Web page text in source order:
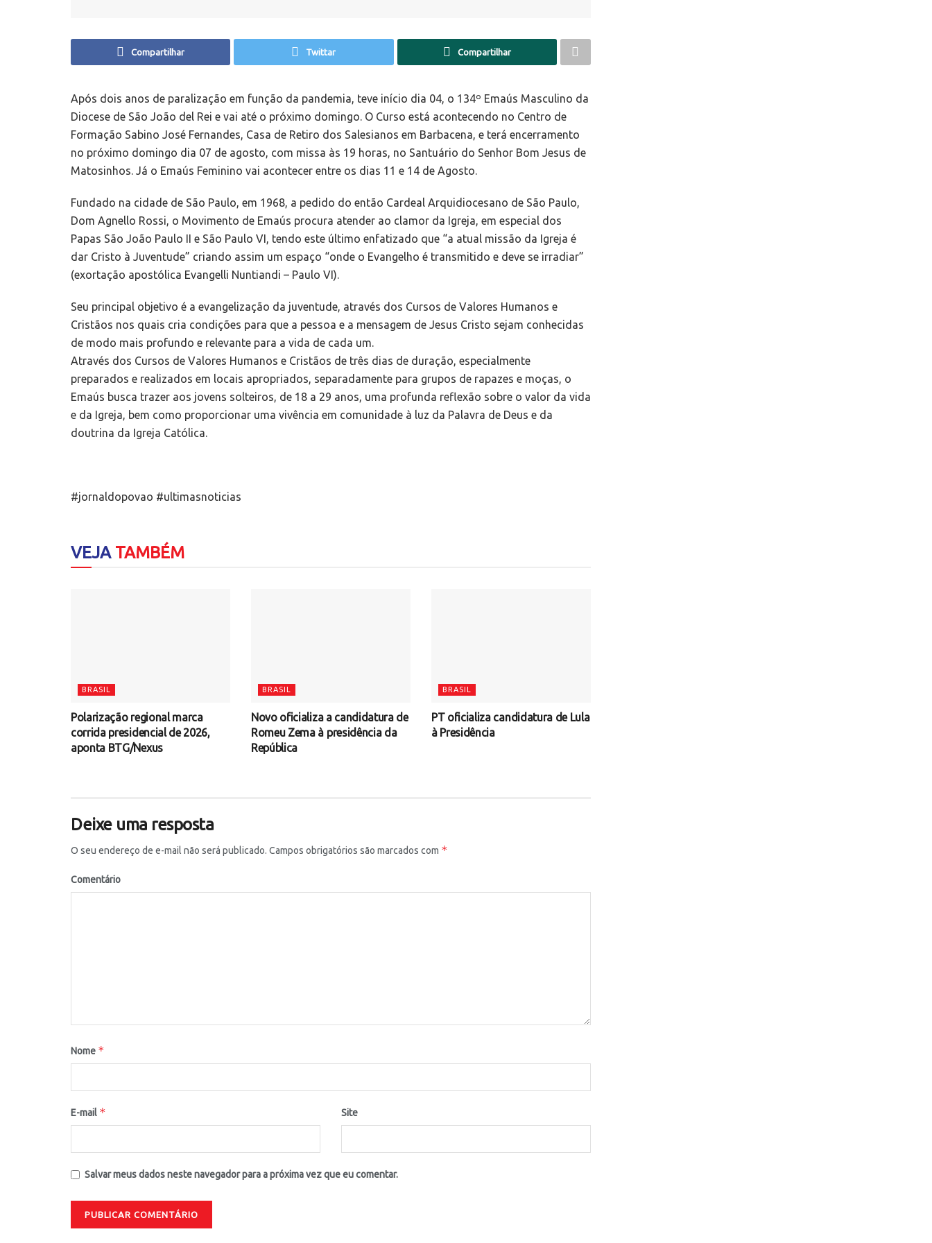
Compartilhar Twittar Compartilhar
Após dois anos de paralização em função da pandemia, teve início dia 04, o 134º Emaús Masculino da
Diocese de São João del Rei e vai até o próximo domingo. O Curso está acontecendo no Centro de
Formação Sabino José Fernandes, Casa de Retiro dos Salesianos em Barbacena, e terá encerramento
no próximo domingo dia 07 de agosto, com missa às 19 horas, no Santuário do Senhor Bom Jesus de
Matosinhos. Já o Emaús Feminino vai acontecer entre os dias 11 e 14 de Agosto.
Fundado na cidade de São Paulo, em 1968, a pedido do então Cardeal Arquidiocesano de São Paulo,
Dom Agnello Rossi, o Movimento de Emaús procura atender ao clamor da Igreja, em especial dos
Papas São João Paulo II e São Paulo VI, tendo este último enfatizado que “a atual missão da Igreja é
dar Cristo à Juventude” criando assim um espaço “onde o Evangelho é transmitido e deve se irradiar”
(exortação apostólica Evangelli Nuntiandi – Paulo VI).
Seu principal objetivo é a evangelização da juventude, através dos Cursos de Valores Humanos e
Cristãos nos quais cria condições para que a pessoa e a mensagem de Jesus Cristo sejam conhecidas
de modo mais profundo e relevante para a vida de cada um.
Através dos Cursos de Valores Humanos e Cristãos de três dias de duração, especialmente
preparados e realizados em locais apropriados, separadamente para grupos de rapazes e moças, o
Emaús busca trazer aos jovens solteiros, de 18 a 29 anos, uma profunda reflexão sobre o valor da vida
e da Igreja, bem como proporcionar uma vivência em comunidade à luz da Palavra de Deus e da
doutrina da Igreja Católica.
#jornaldopovao #ultimasnoticias
VEJATAMBÉM
BRASIL
Polarização regional marca
corrida presidencial de 2026,
aponta BTG/Nexus
BRASIL
Novo oficializa a candidatura de
Romeu Zema à presidência da
República
BRASIL
PT oficializa candidatura de Lula
à Presidência
Deixe uma resposta
O seu endereço de e-mail não será publicado. Campos obrigatórios são marcados com *
Comentário
Nome *
E-mail * Site
Salvar meus dados neste navegador para a próxima vez que eu comentar.